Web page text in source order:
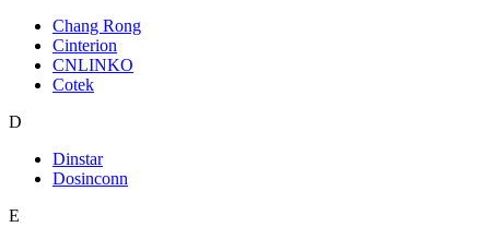
Chang Rong
Cinterion
CNLINKO
Cotek
D
Dinstar
Dosinconn
E